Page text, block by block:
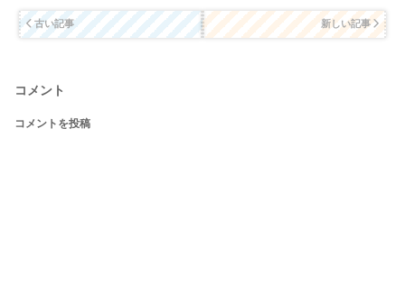
古い記事 新しい記事
コメント
コメントを投稿